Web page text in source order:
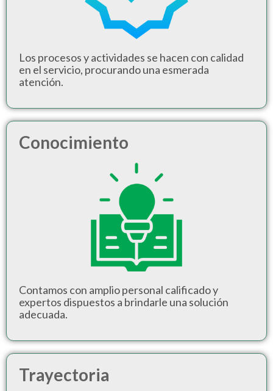
Los procesos y actividades se hacen con calidad
en el servicio, procurando una esmerada
atención.
Conocimiento
Contamos con amplio personal calificado y
expertos dispuestos a brindarle una solución
adecuada.
Trayectoria